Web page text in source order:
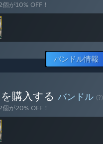
が10% OFF！
バンドル情報
購入する バンドル (?)
が20% OFF！